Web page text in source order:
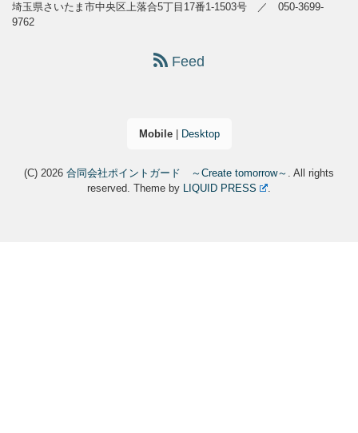
埼玉県さいたま市中央区上落合5丁目17番1-1503号 ／ 050-3699-
9762
Feed
Mobile| Desktop
(C) 2026 合同会社ポイントガード ～Create tomorrow～ . All rights
reserved.Theme by LIQUID PRESS .